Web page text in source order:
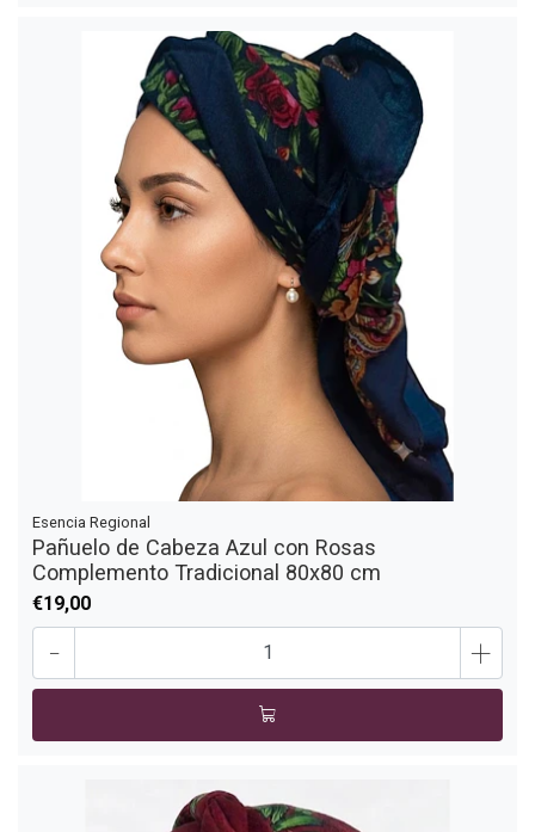
Esencia Regional
Pañuelo de Cabeza Azul con Rosas
Complemento Tradicional 80x80 cm
€19,00
- +